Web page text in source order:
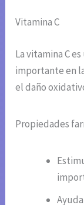
Vitamina C
La vitamina C
importante en
el daño
Propiedades